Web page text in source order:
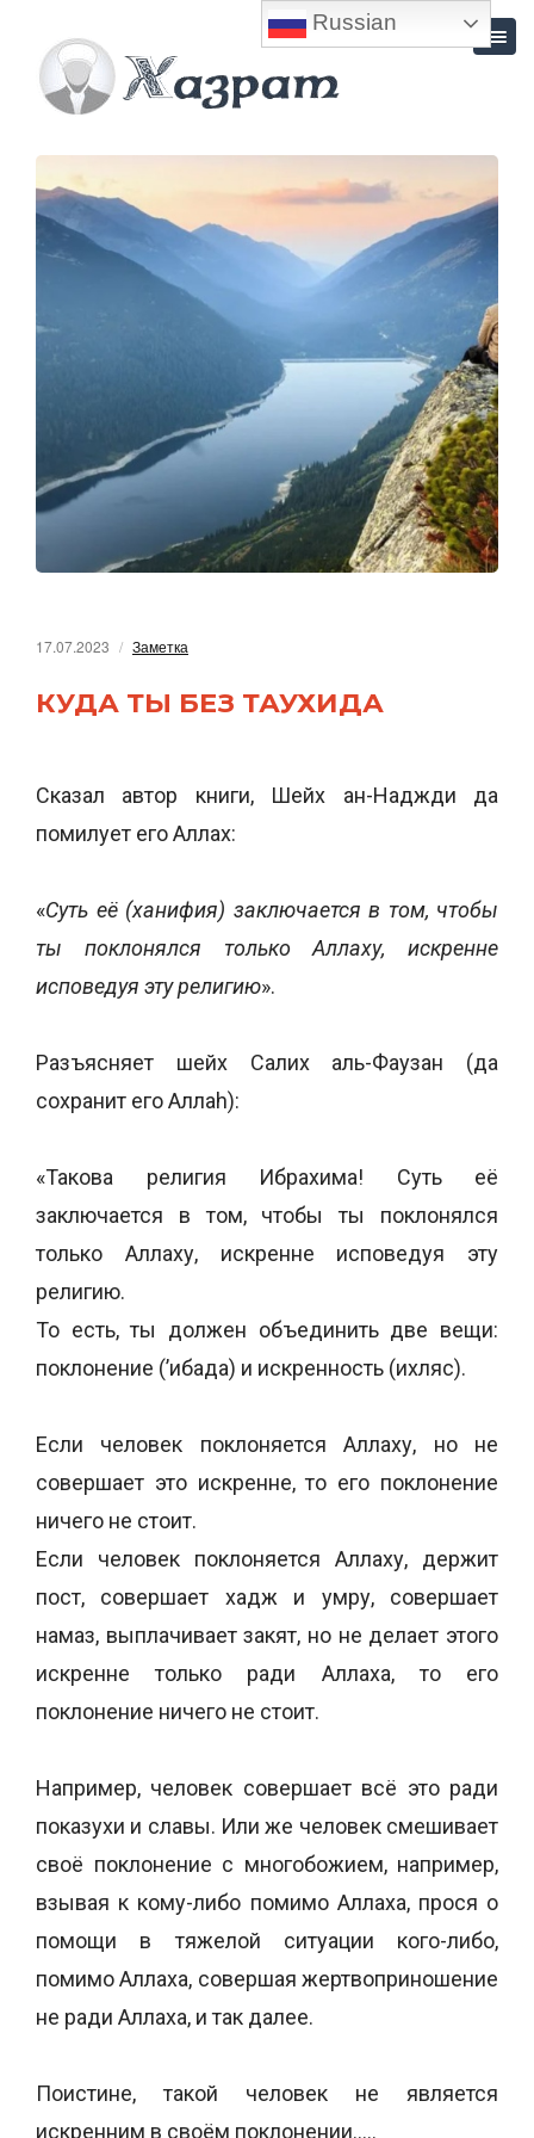
17.07.2023 Заметка
КУДА ТЫ БЕЗ ТАУХИДА
Сказал автор книги, Шейх ан-Наджди да
помилует его Аллах:
«Суть её (ханифия) заключается в том, чтобы
ты поклонялся только Аллаху, искренне
исповедуя эту религию».
Разъясняет шейх Салих аль-Фаузан (да
сохранит его Аллаh):
«Такова религия Ибрахима! Суть её
заключается в том, чтобы ты поклонялся
только Аллаху, искренне исповедуя эту
религию.
То есть, ты должен объединить две вещи:
поклонение (’ибада) и искренность (ихляс).
Если человек поклоняется Аллаху, но не
совершает это искренне, то его поклонение
ничего не стоит.
Если человек поклоняется Аллаху, держит
пост, совершает хадж и умру, совершает
намаз, выплачивает закят, но не делает этого
искренне только ради Аллаха, то его
поклонение ничего не стоит.
Например, человек совершает всё это ради
показухи и славы. Или же человек смешивает
своё поклонение с многобожием, например,
взывая к кому-либо помимо Аллаха, прося о
помощи в тяжелой ситуации кого-либо,
помимо Аллаха, совершая жертвоприношение
не ради Аллаха, и так далее.
Поистине, такой человек не является
искренним в своём поклонении…..
Russian